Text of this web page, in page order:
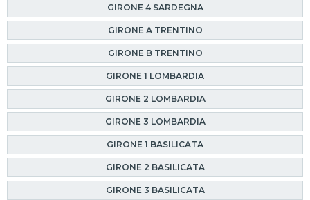
GIRONE 4 SARDEGNA
GIRONE A TRENTINO
GIRONE B TRENTINO
GIRONE 1 LOMBARDIA
GIRONE 2 LOMBARDIA
GIRONE 3 LOMBARDIA
GIRONE 1 BASILICATA
GIRONE 2 BASILICATA
GIRONE 3 BASILICATA